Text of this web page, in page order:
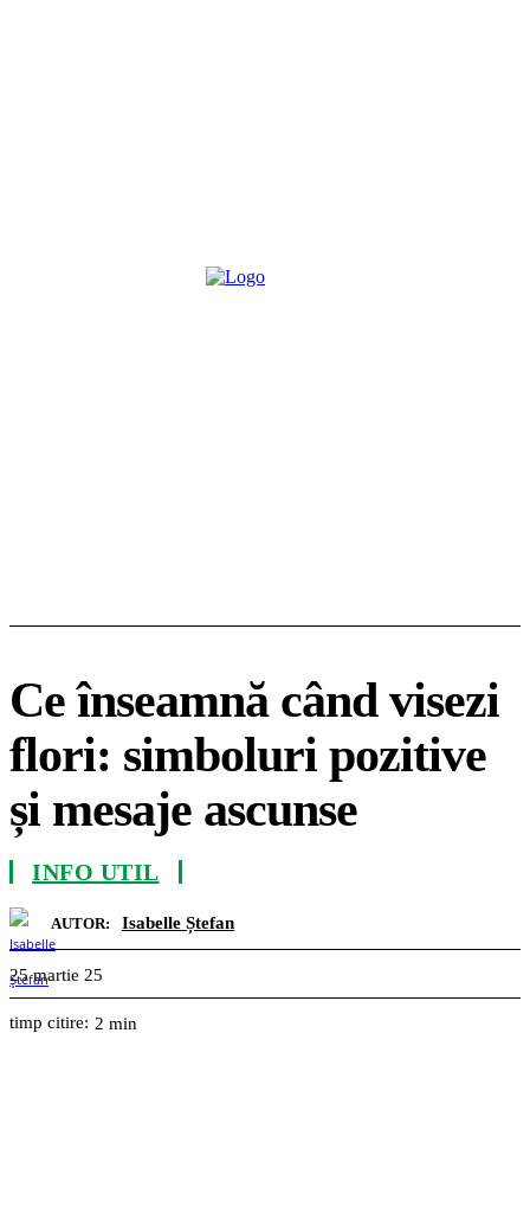
Ce înseamnă când visezi
flori: simboluri pozitive
și mesaje ascunse
INFO UTIL
AUTOR: Isabelle Ștefan
25 martie 25
timp citire: 2 min